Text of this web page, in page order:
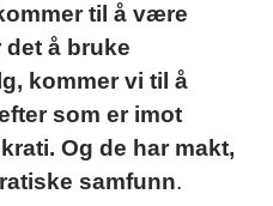
til å være
det å bruke
kommer vi til å
som er imot
Og de har makt,
samfunn.